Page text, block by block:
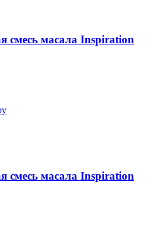
смесь масала Inspiration
смесь масала Inspiration